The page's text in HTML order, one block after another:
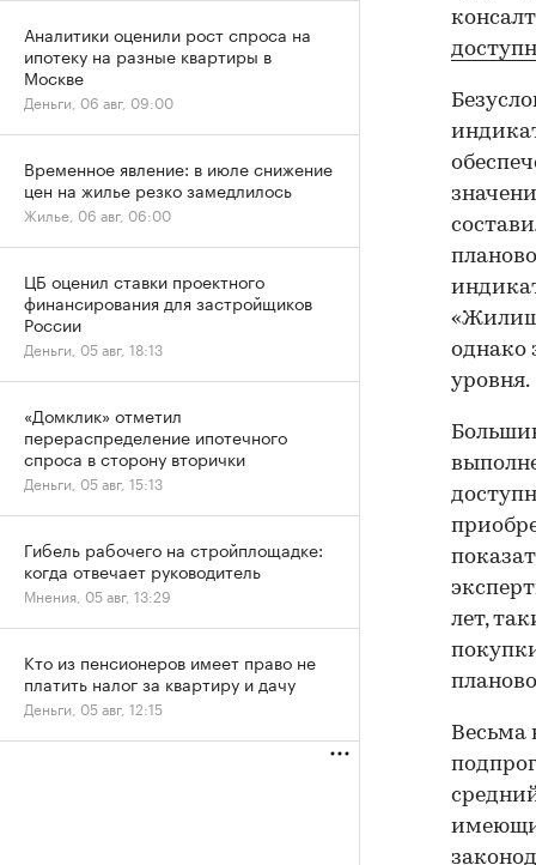
однако
уровня.
лет,
Весьма
Аналитики оценили рост спроса на
ипотеку на разные квартиры в
Москве
Деньги, 06 авг, 09:00
Временное явление: в июле снижение
цен на жилье резко замедлилось
Жилье, 06 авг, 06:00
ЦБ оценил ставки проектного
финансирования для застройщиков
России
Деньги, 05 авг, 18:13
«Домклик» отметил
перераспределение ипотечного
спроса в сторону вторички
Деньги, 05 авг, 15:13
Гибель рабочего на стройплощадке:
когда отвечает руководитель
Мнения, 05 авг, 13:29
Кто из пенсионеров имеет право не
платить налог за квартиру и дачу
Деньги, 05 авг, 12:15